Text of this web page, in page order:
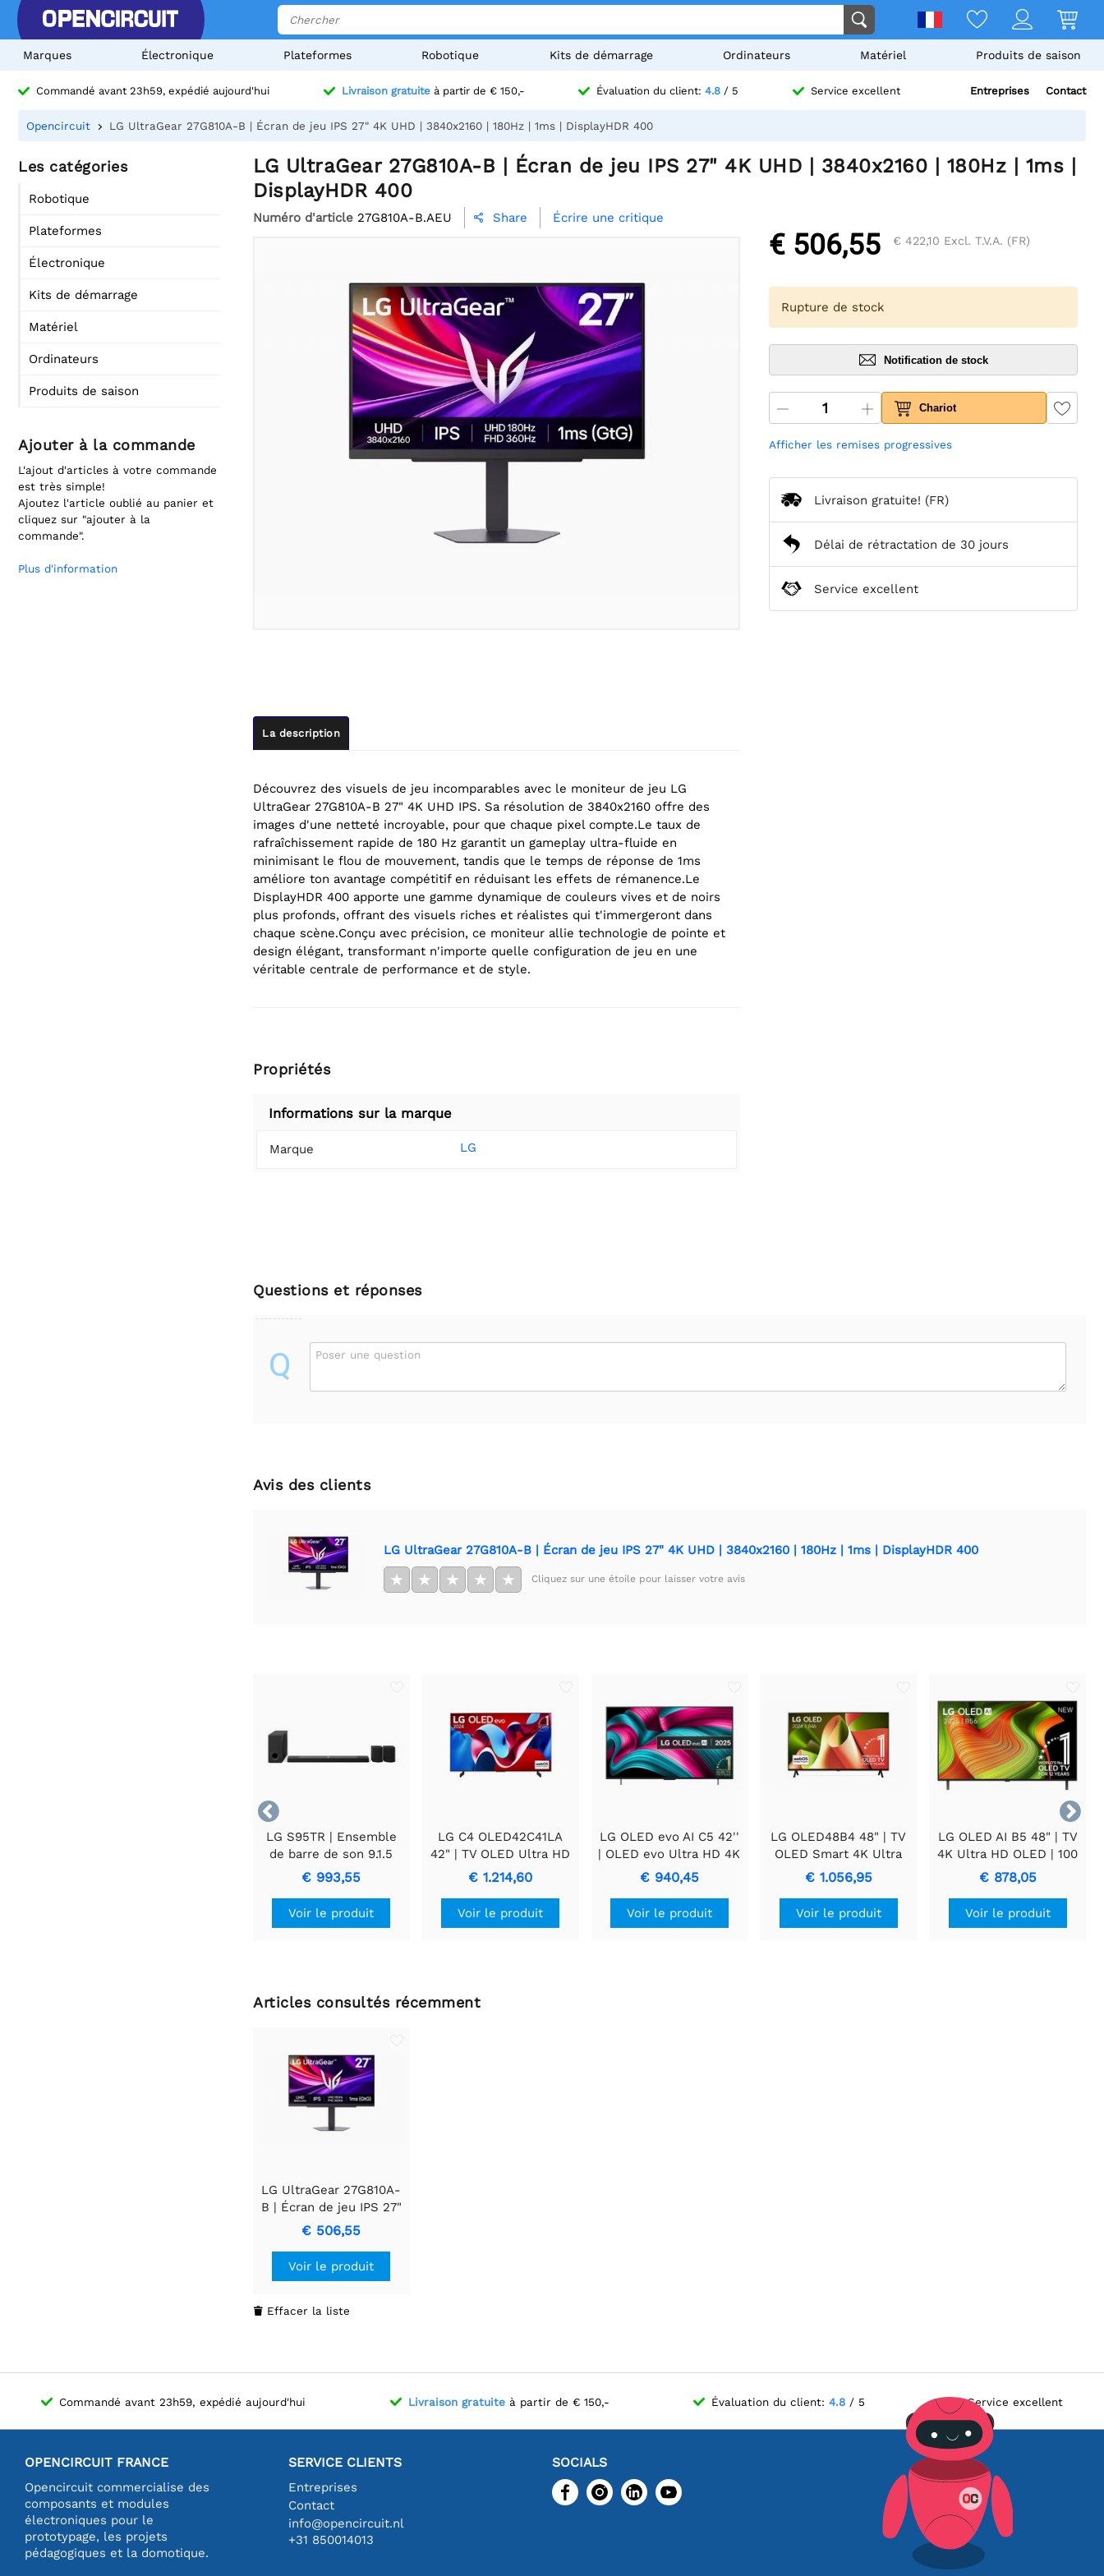
Marques Électronique Plateformes Robotique Kits de démarrage Ordinateurs Matériel Produits de saison
Commandé avant 23h59, expédié aujourd'hui Livraison gratuiteà partir de € 150,- Évaluation du client: 4.8 / 5 Service excellent Entreprises Contact
Opencircuit LG UltraGear 27G810A-B | Écran de jeu IPS 27" 4K UHD | 3840x2160 | 180Hz | 1ms | DisplayHDR 400
Les catégories
Robotique
Plateformes
Électronique
Kits de démarrage
Matériel
Ordinateurs
Produits de saison
Ajouter à la commande
L'ajout d'articles à votre commande
est très simple!
Ajoutez l'article oublié au panier et
cliquez sur "ajouter à la
commande".
Plus d'information
LG UltraGear 27G810A-B | Écran de jeu IPS 27" 4K UHD | 3840x2160 | 180Hz | 1ms |
DisplayHDR 400
Numéro d'article 27G810A-B.AEU  Share Écrire une critique
La description
Découvrez des visuels de jeu incomparables avec le moniteur de jeu LG
UltraGear 27G810A-B 27" 4K UHD IPS. Sa résolution de 3840x2160 offre des
images d'une netteté incroyable, pour que chaque pixel compte.Le taux de
rafraîchissement rapide de 180 Hz garantit un gameplay ultra-fluide en
minimisant le flou de mouvement, tandis que le temps de réponse de 1ms
améliore ton avantage compétitif en réduisant les effets de rémanence.Le
DisplayHDR 400 apporte une gamme dynamique de couleurs vives et de noirs
plus profonds, offrant des visuels riches et réalistes qui t'immergeront dans
chaque scène.Conçu avec précision, ce moniteur allie technologie de pointe et
design élégant, transformant n'importe quelle configuration de jeu en une
véritable centrale de performance et de style.
Propriétés
Informations sur la marque
Marque LG
€ 506,55 € 422,10 Excl. T.V.A. (FR)
Rupture de stock
Notification de stock
Chariot
Afficher les remises progressives
Livraison gratuite! (FR)
Délai de rétractation de 30 jours
Service excellent
Questions et réponses
Q Poser une question
Avis des clients
LG UltraGear 27G810A-B | Écran de jeu IPS 27" 4K UHD | 3840x2160 | 180Hz | 1ms | DisplayHDR 400
★ ★ ★ ★ ★ Cliquez sur une étoile pour laisser votre avis


LG S95TR | Ensemble
de barre de son 9.1.5
canaux | 810W | Noir
€ 993,55
Voir le produit
LG C4 OLED42C41LA
42" | TV OLED Ultra HD
4K | WebOS + Wifi |
Dolby Vision | Niveaux
de noir parfaits OLED +
AI Picture Pro | 144Hz
€ 1.214,60
Voir le produit
LG OLED evo AI C5 42''
| OLED evo Ultra HD 4K
| 120Hz | Dolby Vision &
Atmos | HDMI 2.1 |
Smart TV
€ 940,45
Voir le produit
LG OLED48B4 48" | TV
OLED Smart 4K Ultra
HD | WebOS + Wifi |
Dolby Vision & HDR10 |
AI Picture Pro + Niveaux
de Noir Parfaits | 120Hz
€ 1.056,95
Voir le produit
LG OLED AI B5 48" | TV
4K Ultra HD OLED | 100
Hz | Dolby Vision &
Atmos | HDMI 2.1 |
Smart TV
€ 878,05
Voir le produit
Articles consultés récemment
LG UltraGear 27G810A-
B | Écran de jeu IPS 27"
4K UHD | 3840x2160 |
180Hz | 1ms |
DisplayHDR 400
€ 506,55
Voir le produit
 Effacer la liste
Commandé avant 23h59, expédié aujourd'hui Livraison gratuiteà partir de € 150,- Évaluation du client:4.8 / 5 Service excellent
OPENCIRCUIT FRANCE
Opencircuit commercialise des
composants et modules
électroniques pour le
prototypage, les projets
pédagogiques et la domotique.
SERVICE CLIENTS
Entreprises
Contact
info@opencircuit.nl
+31 850014013
SOCIALS